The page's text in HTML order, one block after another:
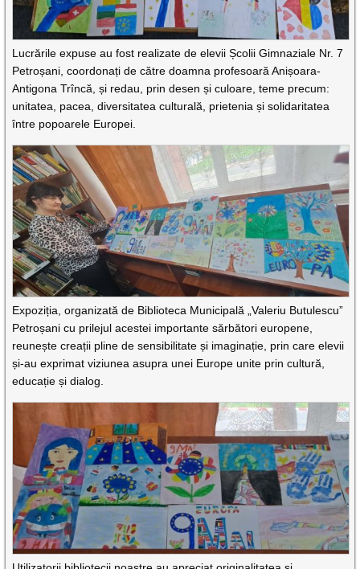
Lucrările expuse au fost realizate de elevii Școlii Gimnaziale Nr. 7
Petroșani, coordonați de către doamna profesoară Anișoara-
Antigona Trîncă, și redau, prin desen și culoare, teme precum:
unitatea, pacea, diversitatea culturală, prietenia și solidaritatea
între popoarele Europei.
Expoziția, organizată de Biblioteca Municipală „Valeriu Butulescu”
Petroșani cu prilejul acestei importante sărbători europene,
reunește creații pline de sensibilitate și imaginație, prin care elevii
și-au exprimat viziunea asupra unei Europe unite prin cultură,
educație și dialog.